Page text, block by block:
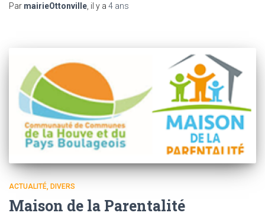
Par mairieOttonville , il y a 4 ans
ACTUALITÉ DIVERS
Maison de la Parentalité